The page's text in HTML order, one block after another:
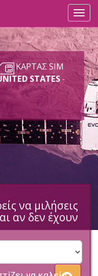
ΚΑΡΤΑΣ SIM
STATES-
να μιλήσεις
αν δεν έχουν